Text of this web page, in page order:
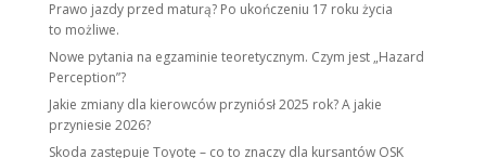
Prawo jazdy przed maturą? Po ukończeniu 17 roku życia
to możliwe.
Nowe pytania na egzaminie teoretycznym. Czym jest „Hazard
Perception”?
Jakie zmiany dla kierowców przyniósł 2025 rok? A jakie
przyniesie 2026?
Skoda zastępuje Toyotę – co to znaczy dla kursantów OSK